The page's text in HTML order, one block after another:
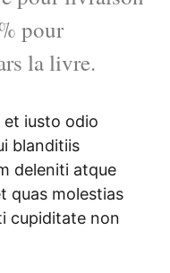
pour
la livre.
et iusto odio
blanditiis
deleniti atque
quas molestias
cupiditate non